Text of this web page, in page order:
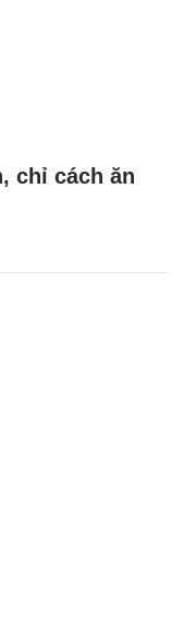
chỉ cách ăn